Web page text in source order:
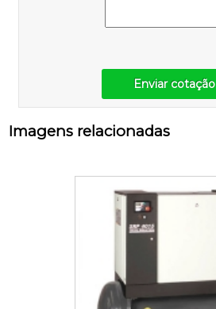
Enviar cotação
Imagens relacionadas